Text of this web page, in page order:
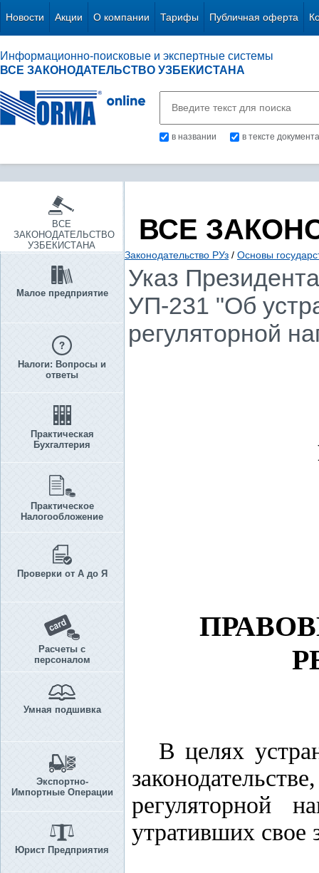
Новости Акции О компании Тарифы Публичная оферта
Информационно-поисковые и экспертные системы
ВСЕ ЗАКОНОДАТЕЛЬСТВО УЗБЕКИСТАНА
в названии в тексте документа
ВСЕ
ЗАКОНОДАТЕЛЬСТВО
УЗБЕКИСТАНА
Малое предприятие
Налоги: Вопросы и
ответы
Практическая
Бухгалтерия
Практическое
Налогообложение
Проверки от А до Я
Расчеты с
персоналом
Умная подшивка
Экспортно-
Импортные Операции
Юрист Предприятия
ВСЕ
Законодательство РУз / Основы
Указ
УП-231 "Об
регуляторной
В целях
регуляторной
утративших свое